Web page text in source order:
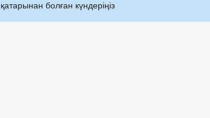
қатарынан болған күндеріңіз